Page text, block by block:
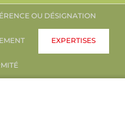
OU DÉSIGNATION
EXPERTISES